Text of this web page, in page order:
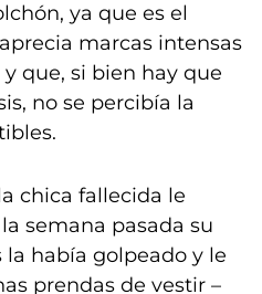
ya que es el
marcas intensas
que, si bien hay que
no se percibía la
chica fallecida le
semana pasada su
había golpeado y le
prendas de vestir –